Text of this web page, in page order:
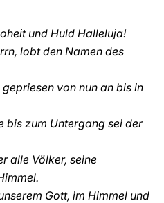
und Huld Halleluja!
lobt den Namen des
von nun an bis in
bis zum Untergang sei der
alle Völker, seine
Gott, im Himmel und